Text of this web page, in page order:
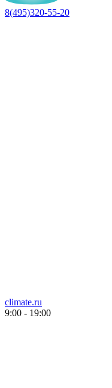
8(495)320-55-20
climate.ru
9:00 - 19:00